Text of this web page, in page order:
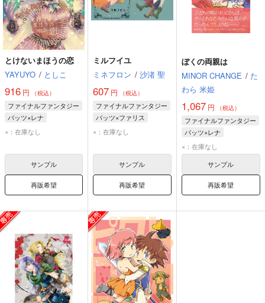
とけないまほうの恋
YAYUYO / としこ
916 円 （税込）
ファイナルファンタジー
バッツ×レナ
バッツ・クラウザー
ファリス・シェルヴィッツ
×：在庫なし
サンプル
再販希望
ミルフイユ
ミネフロン / 沙渚 聖
607 円 （税込）
ファイナルファンタジー
バッツ×ファリス
バッツ・クラウザー
×：在庫なし
サンプル
再販希望
ぼくの両親は
MINOR CHANGE / た
わら 米姫
1,067円 （税込）
ファイナルファンタジー
バッツ×レナ
バッツ・クラウザー
レナ・シャルロット・タイクーン
×：在庫なし
サンプル
再販希望